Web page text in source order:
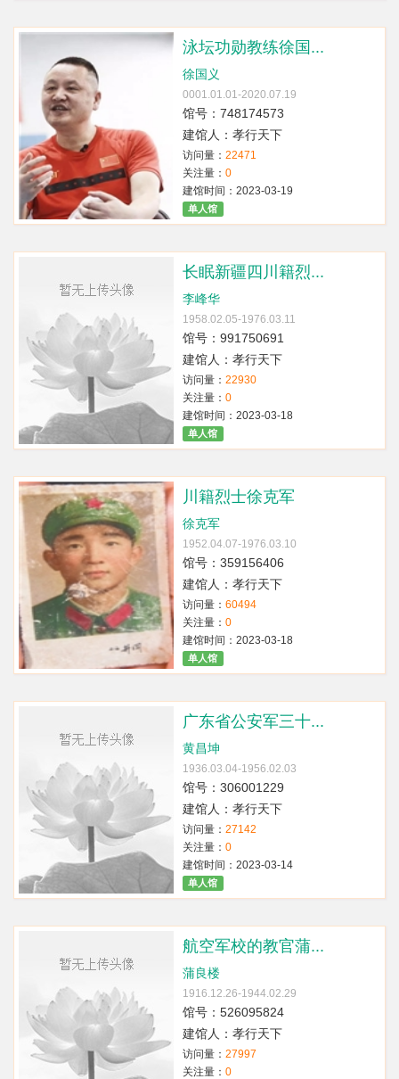
泳坛功勋教练徐国...
徐国义
0001.01.01-2020.07.19
馆号：748174573
建馆人：孝行天下
访问量： 22471
关注量： 0
建馆时间：2023-03-19
单人馆
长眠新疆四川籍烈...
李峰华
1958.02.05-1976.03.11
馆号：991750691
建馆人：孝行天下
访问量： 22930
关注量： 0
建馆时间：2023-03-18
单人馆
川籍烈士徐克军
徐克军
1952.04.07-1976.03.10
馆号：359156406
建馆人：孝行天下
访问量： 60494
关注量： 0
建馆时间：2023-03-18
单人馆
广东省公安军三十...
黄昌坤
1936.03.04-1956.02.03
馆号：306001229
建馆人：孝行天下
访问量： 27142
关注量： 0
建馆时间：2023-03-14
单人馆
航空军校的教官蒲...
蒲良楼
1916.12.26-1944.02.29
馆号：526095824
建馆人：孝行天下
访问量： 27997
关注量： 0